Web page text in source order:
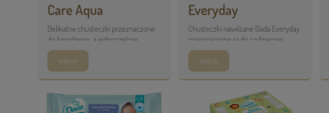
Care Aqua
Delikatne chusteczki przeznaczone
do łagodnego, a jednocześnie
skutecznego oczyszczania skóry
dzieci i niemowląt, nie ...
więcej
Everyday
Chusteczki nawilżane Dada Everyday
przeznaczone są do codziennej
pielęgnacji skóry dzieci i niemowląt, ...
więcej